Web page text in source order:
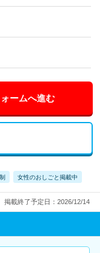
ームへ進む
女性のおしごと掲載中
掲載終了予定日：2026/12/14